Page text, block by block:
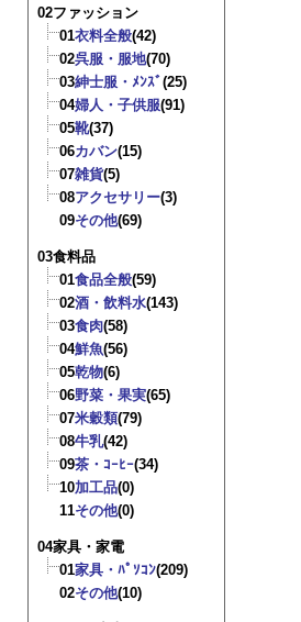
02ファッション
01衣料全般(42)
02呉服・服地(70)
03紳士服・ﾒﾝｽﾞ(25)
04婦人・子供服(91)
05靴(37)
06カバン(15)
07雑貨(5)
08アクセサリー(3)
09その他(69)
03食料品
01食品全般(59)
02酒・飲料水(143)
03食肉(58)
04鮮魚(56)
05乾物(6)
06野菜・果実(65)
07米穀類(79)
08牛乳(42)
09茶・ｺｰﾋｰ(34)
10加工品(0)
11その他(0)
04家具・家電
01家具・ﾊﾟｿｺﾝ(209)
02その他(10)